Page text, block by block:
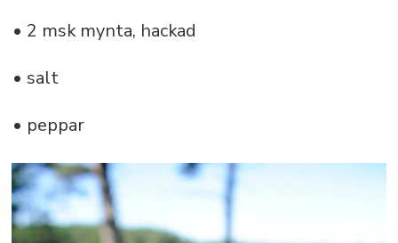
• 2 msk mynta, hackad
• salt
• peppar